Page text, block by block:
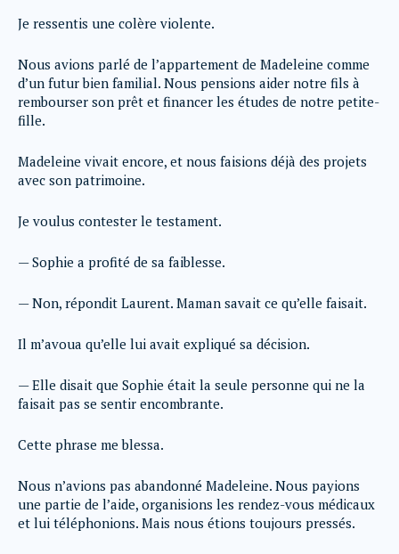
Je ressentis une colère violente.
Nous avions parlé de l’appartement de Madeleine comme
d’un futur bien familial. Nous pensions aider notre fils à
rembourser son prêt et financer les études de notre petite-
fille.
Madeleine vivait encore, et nous faisions déjà des projets
avec son patrimoine.
Je voulus contester le testament.
— Sophie a profité de sa faiblesse.
— Non, répondit Laurent. Maman savait ce qu’elle faisait.
Il m’avoua qu’elle lui avait expliqué sa décision.
— Elle disait que Sophie était la seule personne qui ne la
faisait pas se sentir encombrante.
Cette phrase me blessa.
Nous n’avions pas abandonné Madeleine. Nous payions
une partie de l’aide, organisions les rendez-vous médicaux
et lui téléphonions. Mais nous étions toujours pressés.